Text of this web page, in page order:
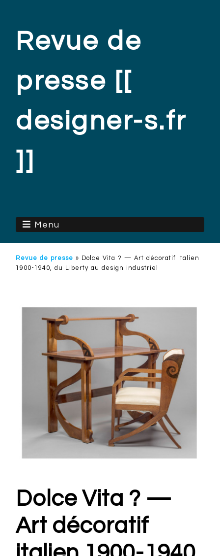
Revue de
presse [[
designer-s.fr
]]
Menu
Revue de presse »
Dolce Vita ? — Art décoratif italien
1900-1940, du Liberty au design industriel
Dolce Vita ? —
Art décoratif